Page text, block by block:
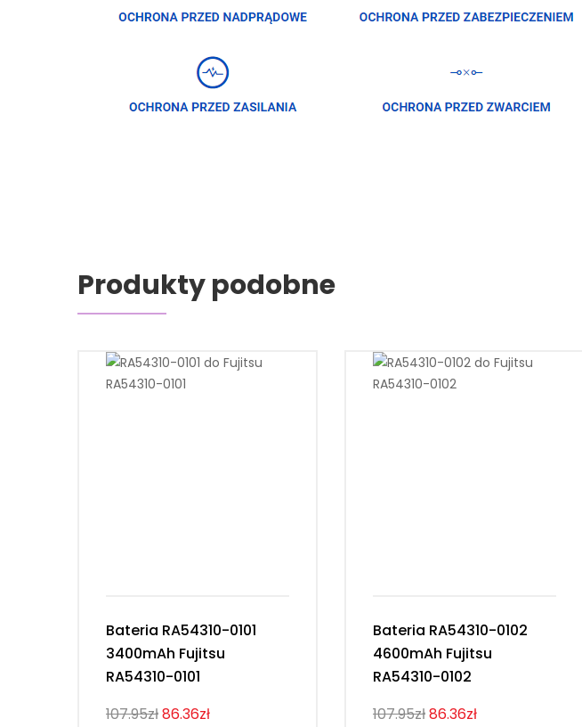
Produkty podobne
Bateria RA54310-0101
3400mAh Fujitsu
RA54310-0101
107.95zł86.36zł
Bateria RA54310-0102
4600mAh Fujitsu
RA54310-0102
107.95zł86.36zł